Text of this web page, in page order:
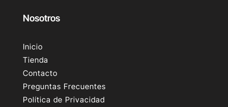
Nosotros
Inicio
Tienda
Contacto
Preguntas Frecuentes
Política de Privacidad